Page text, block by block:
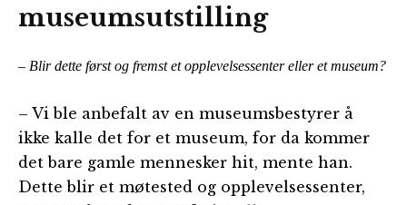
museumsutstilling
– Blir dette først og fremst et opplevelsessenter eller et museum?
– Vi ble anbefalt av en museumsbestyrer å
ikke kalle det for et museum, for da kommer
det bare gamle mennesker hit, mente han.
Dette blir et møtested og opplevelsessenter,